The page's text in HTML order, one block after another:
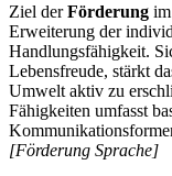
Ziel derFörderung
Erweiterung der
Handlungsfähigkeit.
Lebensfreude, stärkt
Umwelt aktiv zu
Fähigkeiten umfasst
[Förderung Sprache]